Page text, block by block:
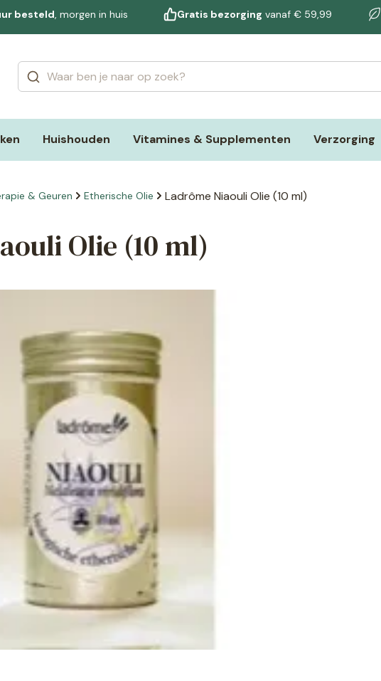
besteld, morgen in huis Gratis bezorging vanaf € 59,99
Huishouden Vitamines & Supplementen Verzorging
& Geuren Etherische Olie Ladrôme Niaouli Olie (10 ml)
Olie (10 ml)